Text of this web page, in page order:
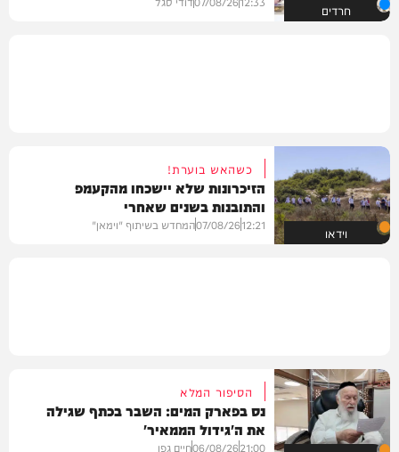
חרדים
וידאו
כשהאש בוערת!
הזיכרונות שלא יישכחו מהקעמפ
והתובנות בשנים שאחרי
12:21
07/08/26המחדש בשיתוף "וימאן"
הסיפור המלא
נס בפארק המים: השבר בכתף שגילה
את ה'גידול הממאיר'
21:00
06/08/26חיים גפן